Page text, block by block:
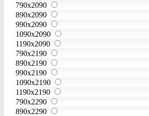
790x2090
890x2090
990x2090
1090x2090
1190x2090
790x2190
890x2190
990x2190
1090x2190
1190x2190
790x2290
890x2290